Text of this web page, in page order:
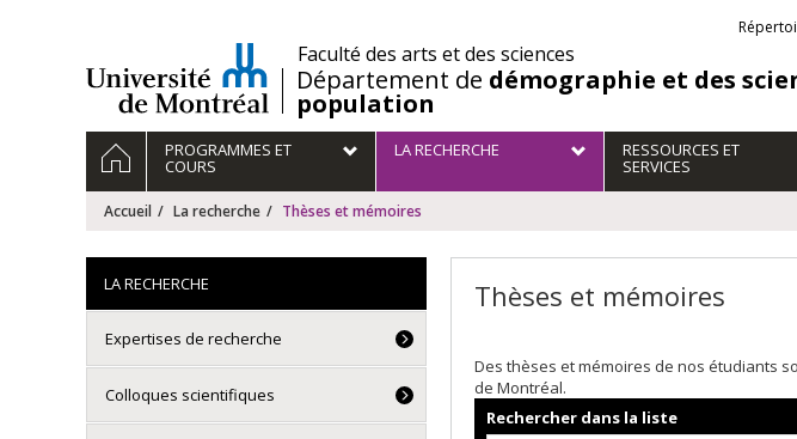
/Faculté des arts et des sciences
Département de démographie et des
population
Liens
Navigation
principale
ACCUEILPROGRAMMES ET
COURS
LA RECHERCHE RESSOURCES ET
SERVICES
Accueil La recherche Thèses et mémoires
Thèses et mémoires
Des thèses et mémoires de nos étudiants
de Montréal.
Rechercher dans la liste
LA RECHERCHE
Expertises de recherche
Colloques scientifiques